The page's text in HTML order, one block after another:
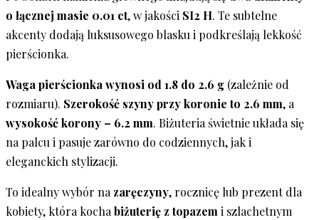
o łącznej masie 0.01 ct, w jakości SI2 H. Te subtelne
akcenty dodają luksusowego blasku i podkreślają lekkość
pierścionka.
Waga pierścionka wynosi od 1.8 do 2.6 g (zależnie od
rozmiaru). Szerokość szyny przy koronie to 2.6 mm, a
wysokość korony – 6.2 mm. Biżuteria świetnie układa się
na palcu i pasuje zarówno do codziennych, jak i
eleganckich stylizacji.
To idealny wybór na zaręczyny, rocznicę lub prezent dla
kobiety, która kocha biżuterię z topazem i szlachetnym